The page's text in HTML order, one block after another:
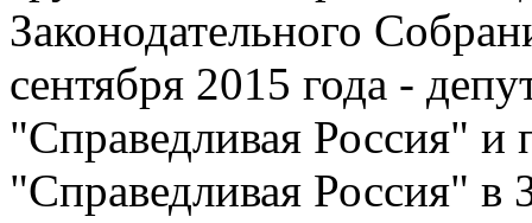
Законодательного
сентября 2015 года -
"Справедливая Россия" и
"Справедливая Россия" в